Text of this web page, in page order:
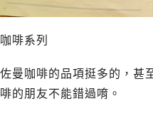
咖啡系列
佐曼咖啡的品項挺多的，甚
啡的朋友不能錯過唷。